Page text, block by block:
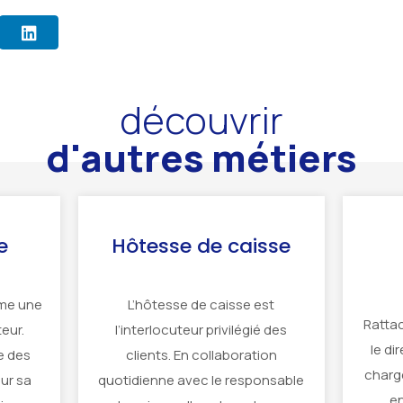
découvrir
d'autres métiers
une
des
sa
Hôtesse de caisse
L’hôtesse de caisse est
l’interlocuteur privilégié des
clients. En collaboration
quotidienne avec le responsable
le